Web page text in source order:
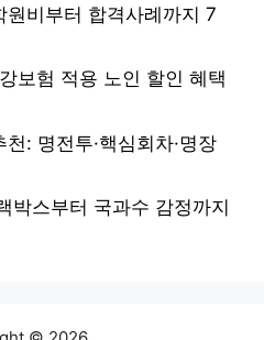
비부터 합격사례까지 7
보험 적용 노인 할인 혜택
: 명전투·핵심회차·명장
박스부터 국과수 감정까지